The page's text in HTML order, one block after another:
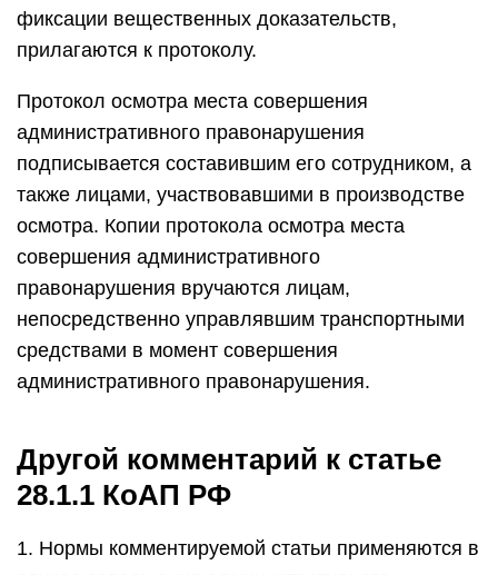
фиксации вещественных доказательств,
прилагаются к протоколу.
Протокол осмотра места совершения
административного правонарушения
подписывается составившим его сотрудником, а
также лицами, участвовавшими в производстве
осмотра. Копии протокола осмотра места
совершения административного
правонарушения вручаются лицам,
непосредственно управлявшим транспортными
средствами в момент совершения
административного правонарушения.
Другой комментарий к статье
28.1.1 КоАП РФ
1. Нормы комментируемой статьи применяются в